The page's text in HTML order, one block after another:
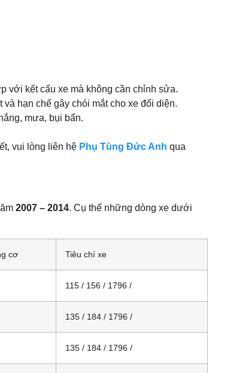
với kết cấu xe mà không cần chỉnh sửa.
hạn chế gây chói mắt cho xe đối diện.
mưa, bụi bẩn.
vui lòng liên hệ Phụ Tùng Đức Anh qua
2007 – 2014. Cụ thể những dòng xe dưới
cơ Tiêu chí xe
115 / 156 / 1796 /
135 / 184 / 1796 /
135 / 184 / 1796 /